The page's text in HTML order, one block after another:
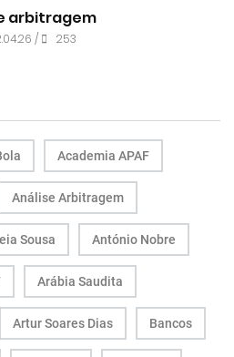
arbitragem
/ 253
Academia APAF
Análise Arbitragem
Sousa António Nobre
Arábia Saudita
Artur Soares Dias Bancos